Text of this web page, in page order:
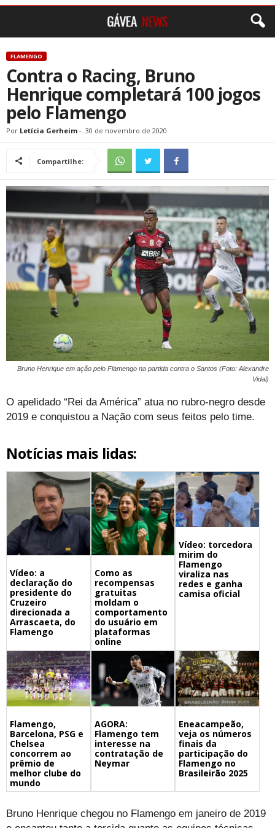
FLAMENGO
Contra o Racing, Bruno
Henrique completará 100 jogos
pelo Flamengo
Por Letícia Gerheim - 30 de novembro de 2020
Compartilhe:
Bruno Henrique em ação pelo Flamengo na partida contra o Santos (Foto: Alexandre
Vidal)
O apelidado “Rei da América” atua no rubro-negro desde
2019 e conquistou a Nação com seus feitos pelo time.
Notícias mais lidas:
Vídeo: a
declaração do
presidente do
Cruzeiro
direcionada a
Arrascaeta, do
Flamengo
Como as
recompensas
gratuitas
moldam o
comportamento
do usuário em
plataformas
online
Vídeo: torcedora
mirim do
Flamengo
viraliza nas
redes e ganha
camisa oficial
Flamengo,
Barcelona, PSG e
Chelsea
concorrem ao
prêmio de
melhor clube do
mundo
AGORA:
Flamengo tem
interesse na
contratação de
Neymar
Eneacampeão,
veja os números
finais da
participação do
Flamengo no
Brasileirão 2025
Bruno Henrique chegou no Flamengo em janeiro de 2019